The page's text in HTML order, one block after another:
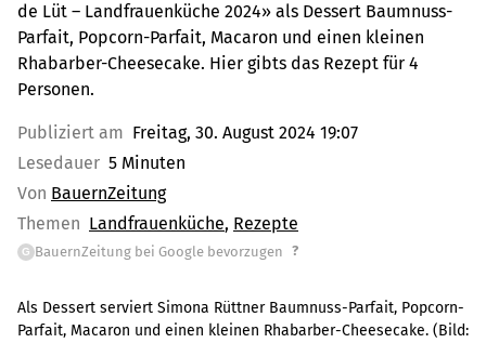
de Lüt – Landfrauenküche 2024» als Dessert Baumnuss-
Parfait, Popcorn-Parfait, Macaron und einen kleinen
Rhabarber-Cheesecake. Hier gibts das Rezept für 4
Personen.
Publiziert am Freitag, 30. August 2024 19:07
Lesedauer 5 Minuten
Von BauernZeitung
Themen Landfrauenküche Rezepte
G BauernZeitung bei Google bevorzugen ?
Als Dessert serviert Simona Rüttner Baumnuss-Parfait, Popcorn-
Parfait, Macaron und einen kleinen Rhabarber-Cheesecake. (Bild: